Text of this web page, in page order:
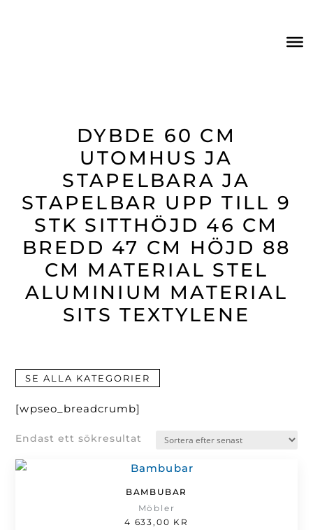
DYBDE 60 CM
UTOMHUS JA
STAPELBARA JA
STAPELBAR UPP TILL 9
STK SITTHÖJD 46 CM
BREDD 47 CM HÖJD 88
CM MATERIAL STEL
ALUMINIUM MATERIAL
SITS TEXTYLENE
SE ALLA KATEGORIER
[wpseo_breadcrumb]
Endast ett sökresultat
BAMBUBAR
Möbler
4 633,00 KR